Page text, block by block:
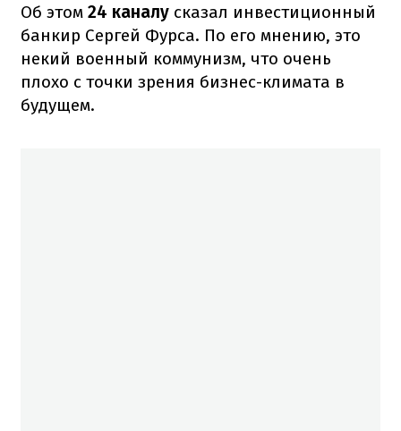
Об этом 24 каналу сказал инвестиционный
банкир Сергей Фурса. По его мнению, это
некий военный коммунизм, что очень
плохо с точки зрения бизнес-климата в
будущем.